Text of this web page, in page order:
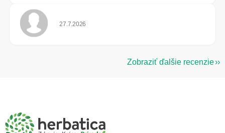
Hodnotenie obchodu je 5 z 5 hviezdičiek.
27.7.2026
Zobraziť ďalšie recenzie